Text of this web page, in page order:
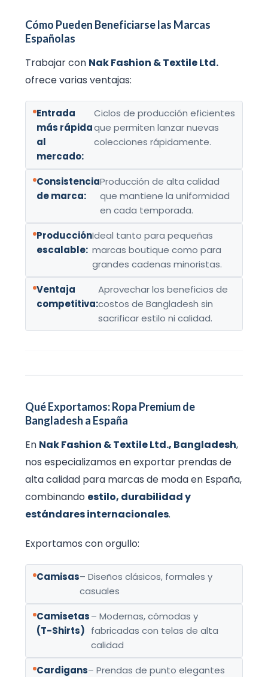
Cómo Pueden Beneficiarse las Marcas
Españolas
Trabajar con Nak Fashion & Textile Ltd.
ofrece varias ventajas:
Entrada
más rápida
al
mercado:
Ciclos de producción eficientes
que permiten lanzar nuevas
colecciones rápidamente.
Consistencia
de marca:
Producción de alta calidad
que mantiene la uniformidad
en cada temporada.
Producción
escalable:
Ideal tanto para pequeñas
marcas boutique como para
grandes cadenas minoristas.
Ventaja
competitiva:
Aprovechar los beneficios de
costos de Bangladesh sin
sacrificar estilo ni calidad.
Qué Exportamos: Ropa Premium de
Bangladesh a España
En Nak Fashion & Textile Ltd., Bangladesh,
nos especializamos en exportar prendas de
alta calidad para marcas de moda en España,
combinando estilo, durabilidad y
estándares internacionales.
Exportamos con orgullo:
Camisas– Diseños clásicos, formales y
casuales
Camisetas
(T-Shirts)
– Modernas, cómodas y
fabricadas con telas de alta
calidad
Cardigans– Prendas de punto elegantes